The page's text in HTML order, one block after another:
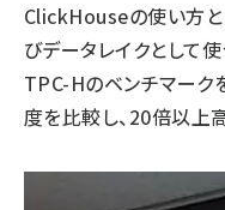
ClickHouseの使い方と
びデータレイクとして
TPC-Hのベンチマーク
度を比較し、20倍以上